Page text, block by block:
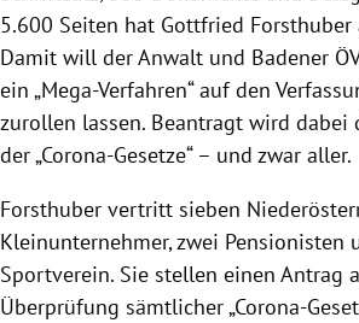
Untermenü
5.600 Seiten hat Gottfried Forsthuber
Damit will der Anwalt und Badener
ein „Mega-Verfahren“ auf den
zurollen lassen. Beantragt wird dabei
der „Corona-Gesetze“ – und zwar aller.
Forsthuber vertritt sieben
Kleinunternehmer, zwei Pensionisten
Sportverein. Sie stellen einen Antrag
Überprüfung sämtlicher „Corona-